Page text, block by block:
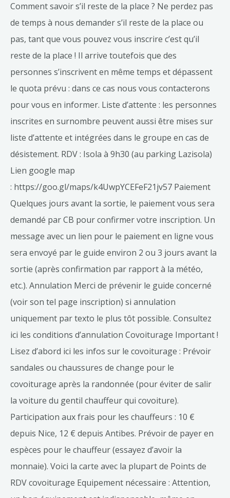
Comment savoir s’il reste de la place ? Ne perdez pas
de temps à nous demander s’il reste de la place ou
pas, tant que vous pouvez vous inscrire c’est qu’il
reste de la place ! Il arrive toutefois que des
personnes s’inscrivent en même temps et dépassent
le quota prévu : dans ce cas nous vous contacterons
pour vous en informer. Liste d’attente : les personnes
inscrites en surnombre peuvent aussi être mises sur
liste d’attente et intégrées dans le groupe en cas de
désistement. RDV : Isola à 9h30 (au parking Lazisola)
Lien google map
: https://goo.gl/maps/k4UwpYCEFeF21jv57 Paiement
Quelques jours avant la sortie, le paiement vous sera
demandé par CB pour confirmer votre inscription. Un
message avec un lien pour le paiement en ligne vous
sera envoyé par le guide environ 2 ou 3 jours avant la
sortie (après confirmation par rapport à la météo,
etc.). Annulation Merci de prévenir le guide concerné
(voir son tel page inscription) si annulation
uniquement par texto le plus tôt possible. Consultez
ici les conditions d’annulation Covoiturage Important !
Lisez d’abord ici les infos sur le covoiturage : Prévoir
sandales ou chaussures de change pour le
covoiturage après la randonnée (pour éviter de salir
la voiture du gentil chauffeur qui covoiture).
Participation aux frais pour les chauffeurs : 10 €
depuis Nice, 12 € depuis Antibes. Prévoir de payer en
espèces pour le chauffeur (essayez d’avoir la
monnaie). Voici la carte avec la plupart de Points de
RDV covoiturage Equipement nécessaire : Attention,